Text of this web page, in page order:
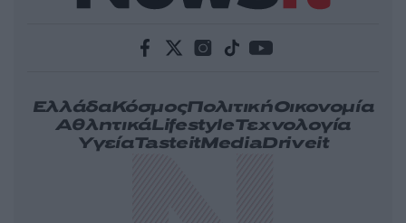
ΕλλάδαΚόσμοςΠολιτικήΟικονομία
ΑθλητικάLifestyleΤεχνολογία
ΥγείαTasteitMediaDriveit